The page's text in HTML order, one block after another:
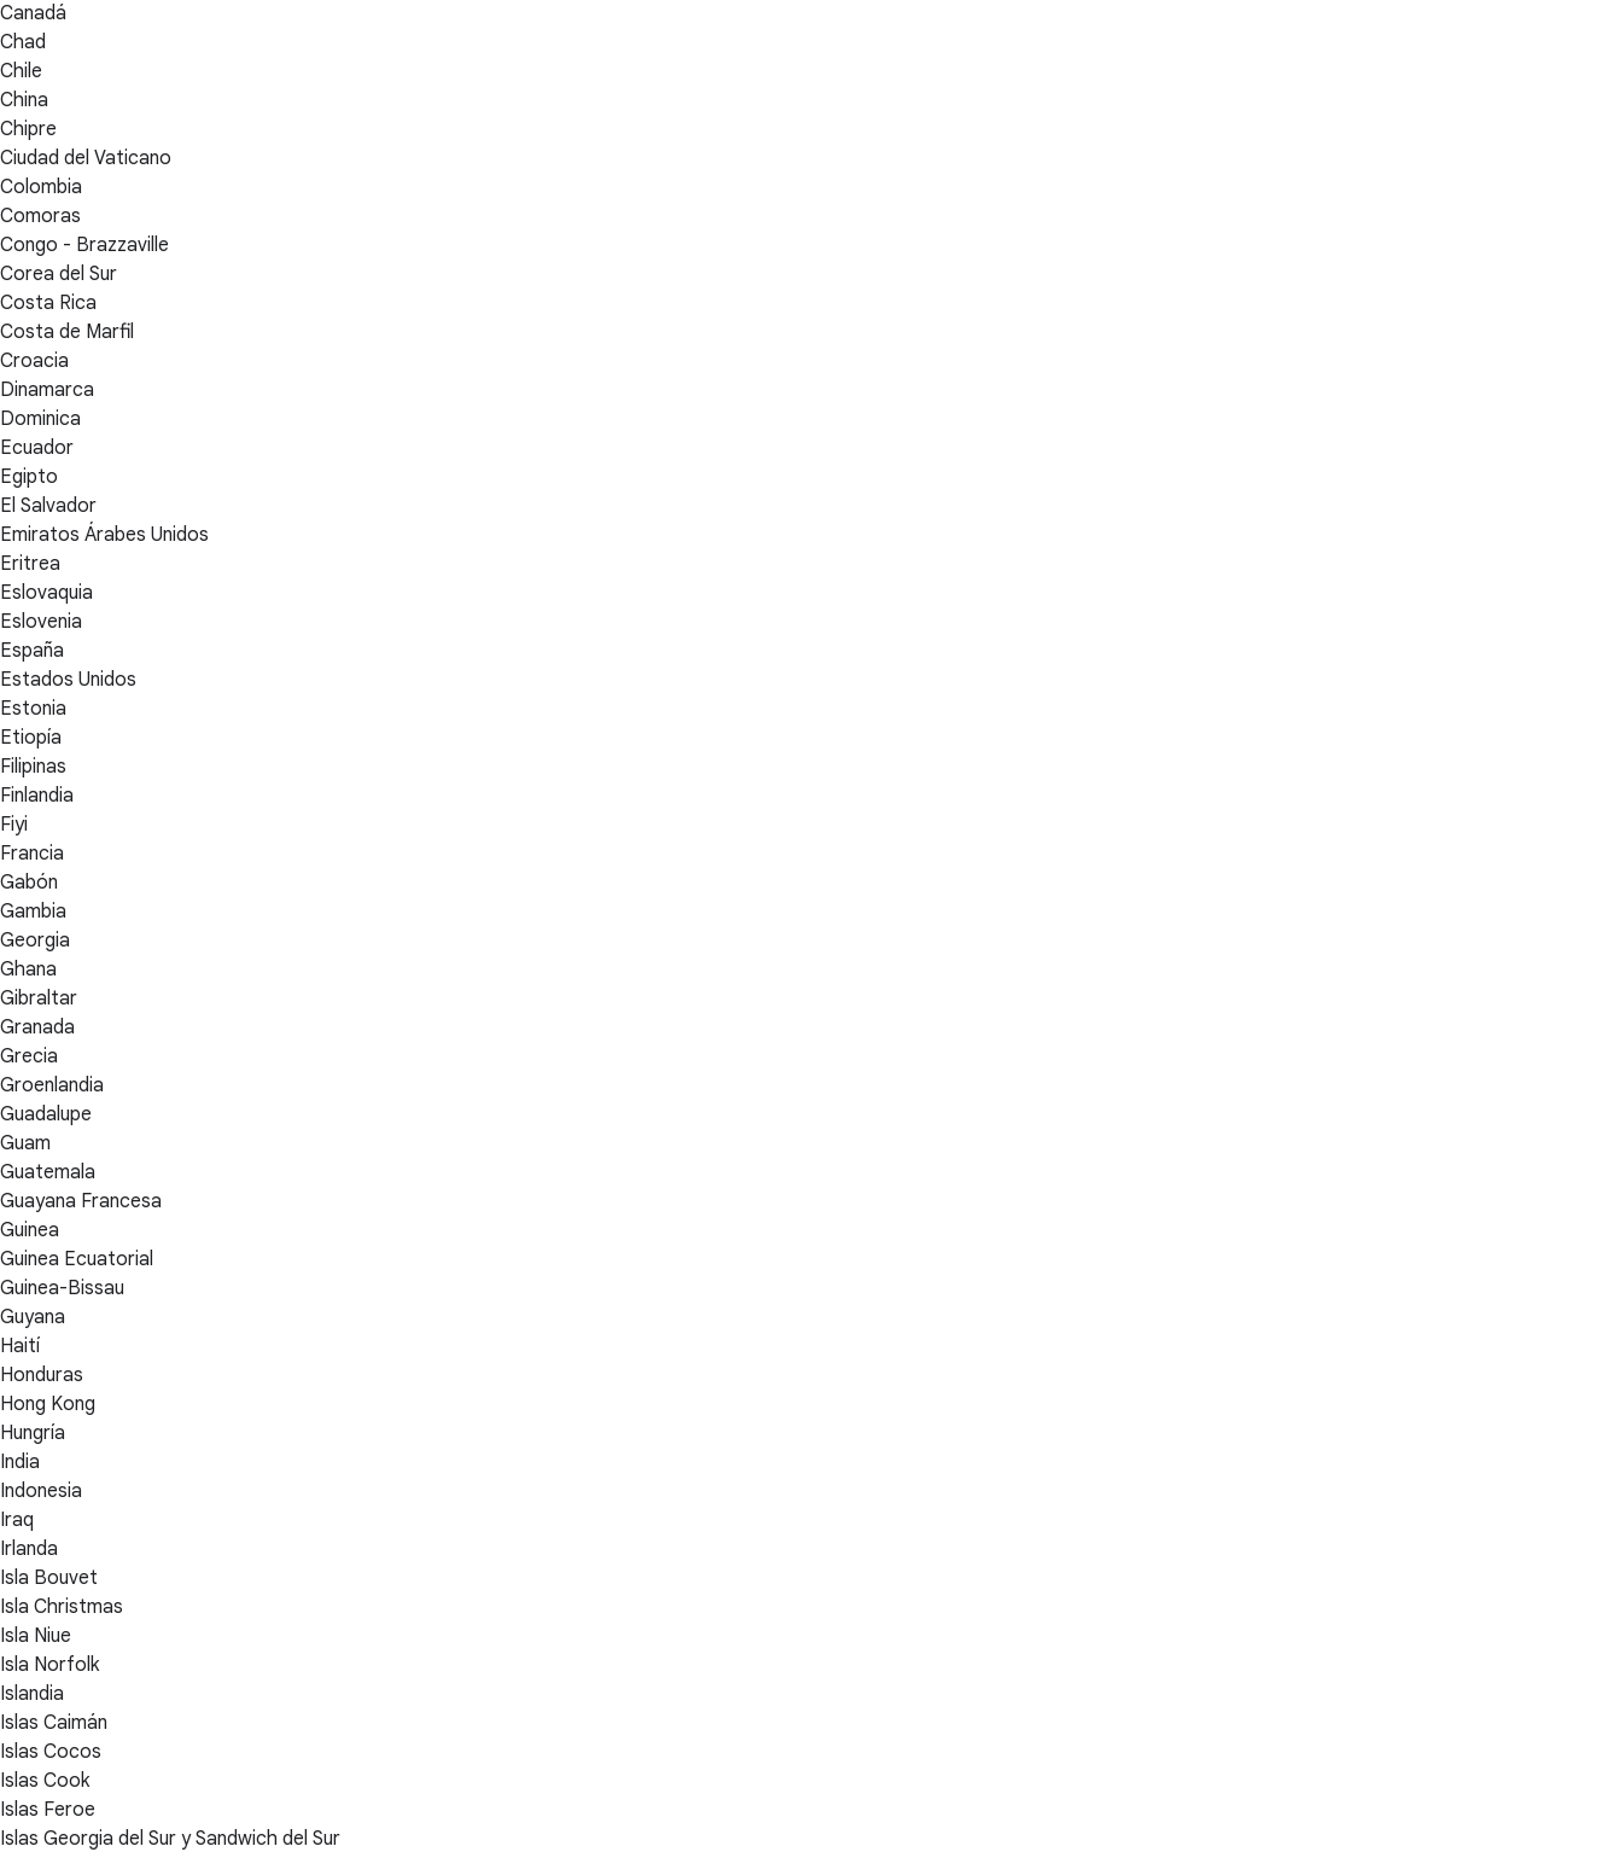
Canadá
Chad
Chile
China
Chipre
Ciudad del Vaticano
Colombia
Comoras
Congo - Brazzaville
Corea del Sur
Costa Rica
Costa de Marfil
Croacia
Dinamarca
Dominica
Ecuador
Egipto
El Salvador
Emiratos Árabes Unidos
Eritrea
Eslovaquia
Eslovenia
España
Estados Unidos
Estonia
Etiopía
Filipinas
Finlandia
Fiyi
Francia
Gabón
Gambia
Georgia
Ghana
Gibraltar
Granada
Grecia
Groenlandia
Guadalupe
Guam
Guatemala
Guayana Francesa
Guinea
Guinea Ecuatorial
Guinea-Bissau
Guyana
Haití
Honduras
Hong Kong
Hungría
India
Indonesia
Iraq
Irlanda
Isla Bouvet
Isla Christmas
Isla Niue
Isla Norfolk
Islandia
Islas Caimán
Islas Cocos
Islas Cook
Islas Feroe
Islas Georgia del Sur y Sandwich del Sur